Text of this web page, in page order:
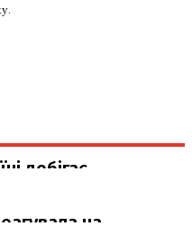
добігає
на